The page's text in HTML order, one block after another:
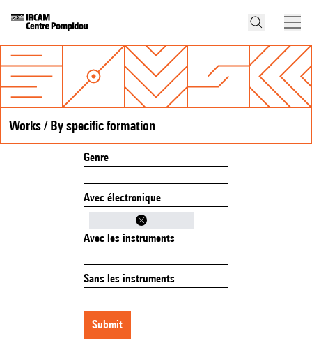
Works / By specific formation
Genre
Avec électronique
Avec les instruments
Sans les instruments
submit